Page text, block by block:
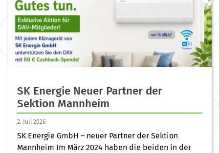
SK Energie Neuer Partner der
Sektion Mannheim
2. Juli 2026
SK Energie GmbH – neuer Partner der Sektion
Mannheim Im März 2024 haben die beiden in der